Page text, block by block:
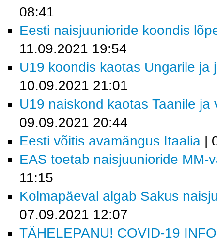
08:41
Eesti naisjuunioride koondis
11.09.2021 19:54
U19 koondis kaotas Ungarile ja
10.09.2021 21:01
U19 naiskond kaotas Taanile
09.09.2021 20:44
Eesti võitis avamängus Itaalia |
EAS toetab naisjuunioride MM-
11:15
Kolmapäeval algab Sakus
07.09.2021 12:07
TÄHELEPANU! COVID-19